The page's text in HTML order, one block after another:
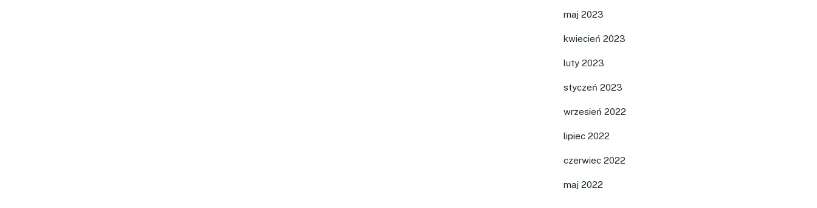
maj 2023
kwiecień 2023
luty 2023
styczeń 2023
wrzesień 2022
lipiec 2022
czerwiec 2022
maj 2022